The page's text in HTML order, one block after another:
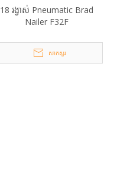
18 រង្វាស់ Pneumatic Brad
Nailer F32F
សាកសួរ